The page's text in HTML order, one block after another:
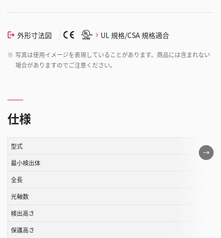
外形寸法図 UL 規格/CSA 規格適合
※ 写真は使用イメージを表現していることがあります。商品には含まれない
場合がありますのでご注意ください。
仕様
こ
の
型式
最小検出体
全長
光軸数
検出高さ
保護高さ